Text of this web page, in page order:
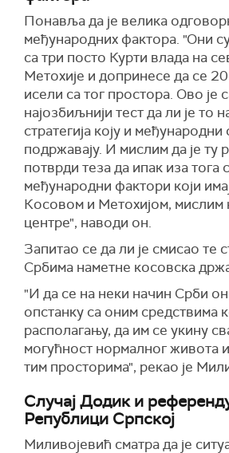
Понавља да је велика
међународних фактора. "Они
са три посто Курти влада на
Метохије и допринесе да се
исели са тог простора. Ово је
најозбиљнији тест да ли је то
стратегија коју и
подржавају. И мислим да је ту
потврди теза да ипак иза тога
међународни фактори који
Косовом и Метохијом, мислим
центре", наводи он.
Запитао се да ли је смисао те
Србима наметне косовска
"И да се на неки начин Срби
опстанку са оним средствима
располагању, да им се укину
могућност нормалног живота
тим просторима", рекао је
Случај Додик и
Републици Српској
Миливојевић сматра да је